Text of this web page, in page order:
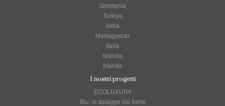
Giordania
Turkiye
India
Madagascar
Italia
Islanda
Irlanda
I nostri progetti
ECOLUXURY
Blu: le spiagge più belle